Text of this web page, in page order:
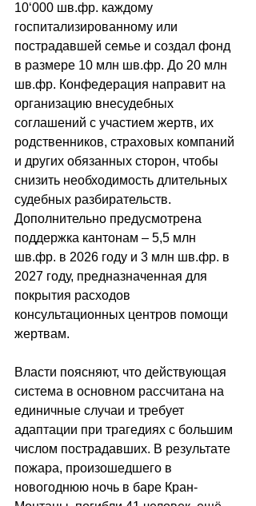
10‘000 шв.фр. каждому
госпитализированному или
пострадавшей семье и создал фонд
в размере 10 млн шв.фр. До 20 млн
шв.фр. Конфедерация направит на
организацию внесудебных
соглашений с участием жертв, их
родственников, страховых компаний
и других обязанных сторон, чтобы
снизить необходимость длительных
судебных разбирательств.
Дополнительно предусмотрена
поддержка кантонам – 5,5 млн
шв.фр. в 2026 году и 3 млн шв.фр. в
2027 году, предназначенная для
покрытия расходов
консультационных центров помощи
жертвам.
Власти поясняют, что действующая
система в основном рассчитана на
единичные случаи и требует
адаптации при трагедиях с большим
числом пострадавших. В результате
пожара, произошедшего в
новогоднюю ночь в баре Кран-